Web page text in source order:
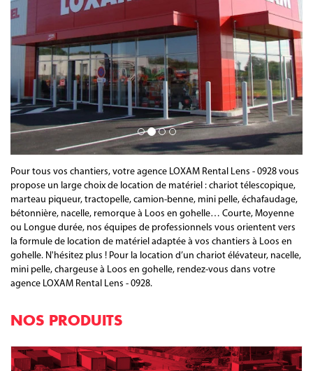
Pour tous vos chantiers, votre agence LOXAM Rental Lens - 0928 vous
propose un large choix de location de matériel : chariot télescopique,
marteau piqueur, tractopelle, camion-benne, mini pelle, échafaudage,
bétonnière, nacelle, remorque à Loos en gohelle… Courte, Moyenne
ou Longue durée, nos équipes de professionnels vous orientent vers
la formule de location de matériel adaptée à vos chantiers à Loos en
gohelle. N'hésitez plus ! Pour la location d’un chariot élévateur, nacelle,
mini pelle, chargeuse à Loos en gohelle, rendez-vous dans votre
agence LOXAM Rental Lens - 0928.
NOS PRODUITS